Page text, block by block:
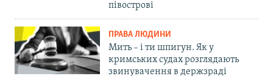
півострові
ПРАВА ЛЮДИНИ
Мить – і ти шпигун. Як у
кримських судах розглядають
звинувачення в держзраді